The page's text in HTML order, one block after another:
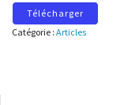
Télécharger
Catégorie : Articles